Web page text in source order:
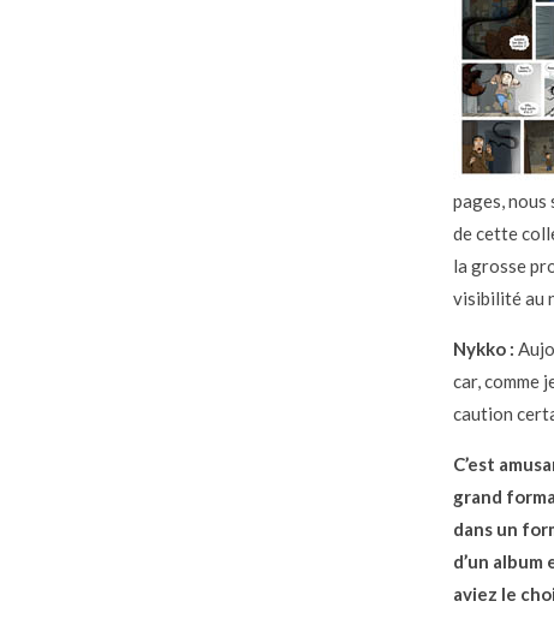
pages, nous
de cette
la grosse
visibilité au
Nykko :
car, comme
caution
C’est
grand
dans un
d’un
aviez le